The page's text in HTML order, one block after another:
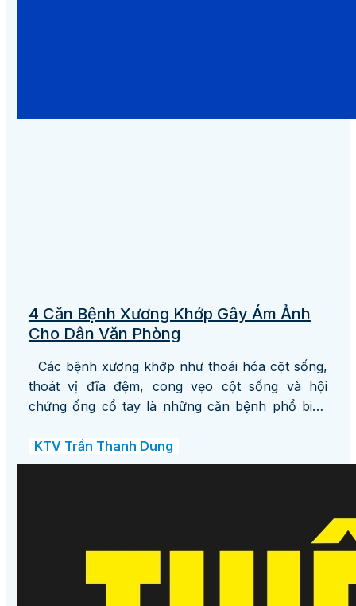
4 Căn Bệnh Xương Khớp Gây Ám Ảnh
Cho Dân Văn Phòng
Các bệnh xương khớp như thoái hóa cột sống,
thoát vị đĩa đệm, cong vẹo cột sống và hội
chứng ống cổ tay là những căn bệnh phổ biến
và ít vận động. Để phòng tránh, cần
KTV Trần Thanh Dung